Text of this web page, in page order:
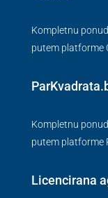
Kompletnu
putem platforme
Kompletnu
putem platforme
Licencirana